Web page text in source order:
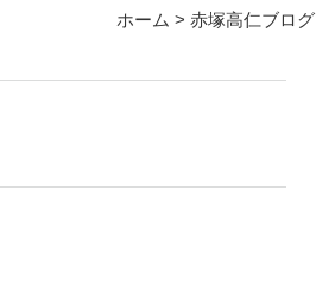
ホーム > 赤塚高仁ブログ